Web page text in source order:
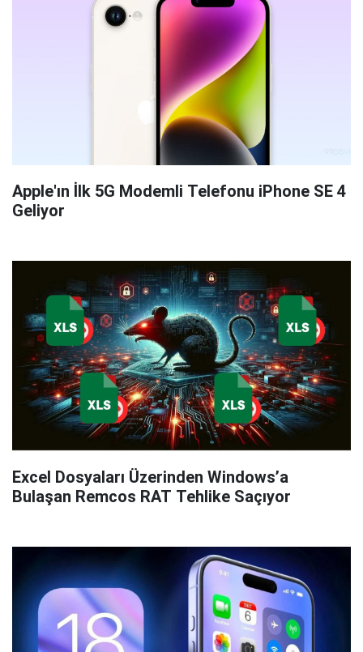
Apple'ın İlk 5G Modemli Telefonu iPhone SE 4
Geliyor
Excel Dosyaları Üzerinden Windows’a
Bulaşan Remcos RAT Tehlike Saçıyor